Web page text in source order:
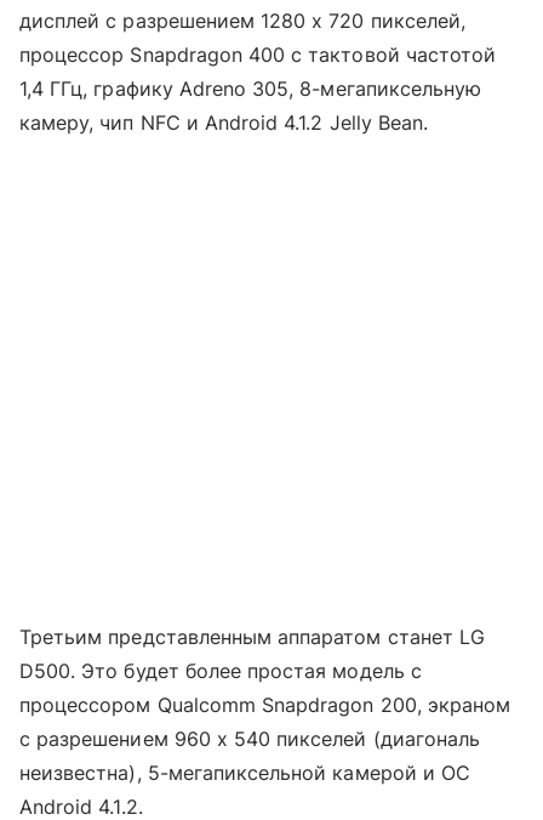
дисплей с разрешением 1280 х 720 пикселей,
процессор Snapdragon 400 с тактовой частотой
1,4 ГГц, графику Adreno 305, 8-мегапиксельную
камеру, чип NFC и Android 4.1.2 Jelly Bean.
Третьим представленным аппаратом станет LG
D500. Это будет более простая модель с
процессором Qualcomm Snapdragon 200, экраном
с разрешением 960 х 540 пикселей (диагональ
неизвестна), 5-мегапиксельной камерой и ОС
Android 4.1.2.